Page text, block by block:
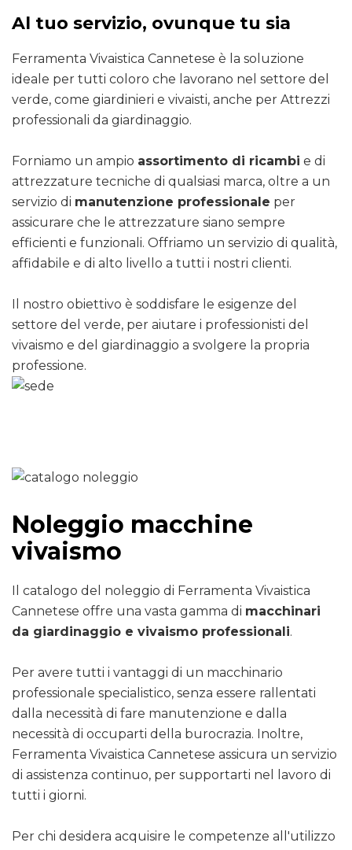
Al tuo servizio, ovunque tu sia
Ferramenta Vivaistica Cannetese è la soluzione
ideale per tutti coloro che lavorano nel settore del
verde, come giardinieri e vivaisti, anche per Attrezzi
professionali da giardinaggio.
Forniamo un ampio assortimento di ricambi e di
attrezzature tecniche di qualsiasi marca, oltre a un
servizio di manutenzione professionale per
assicurare che le attrezzature siano sempre
efficienti e funzionali. Offriamo un servizio di qualità,
affidabile e di alto livello a tutti i nostri clienti.
Il nostro obiettivo è soddisfare le esigenze del
settore del verde, per aiutare i professionisti del
vivaismo e del giardinaggio a svolgere la propria
professione.
Noleggio macchine
vivaismo
Il catalogo del noleggio di Ferramenta Vivaistica
Cannetese offre una vasta gamma di macchinari
da giardinaggio e vivaismo professionali.
Per avere tutti i vantaggi di un macchinario
professionale specialistico, senza essere rallentati
dalla necessità di fare manutenzione e dalla
necessità di occuparti della burocrazia. Inoltre,
Ferramenta Vivaistica Cannetese assicura un servizio
di assistenza continuo, per supportarti nel lavoro di
tutti i giorni.
Per chi desidera acquisire le competenze all'utilizzo